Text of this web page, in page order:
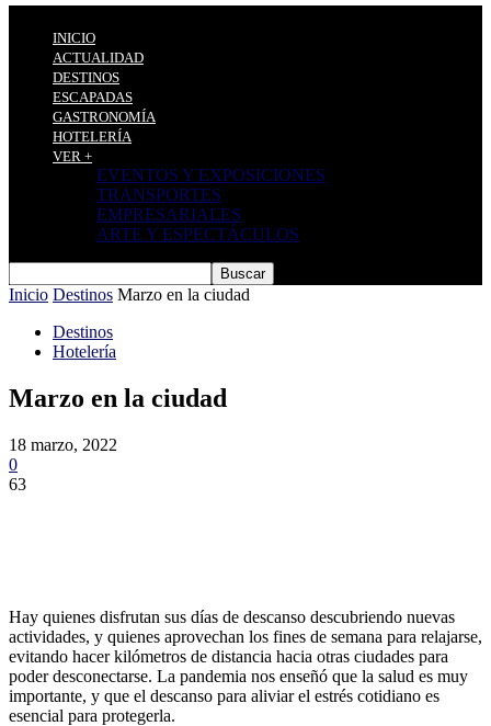
INICIO
ACTUALIDAD
DESTINOS
ESCAPADAS
GASTRONOMÍA
HOTELERÍA
VER +
EVENTOS Y EXPOSICIONES
TRANSPORTES
EMPRESARIALES
ARTE Y ESPECTÁCULOS
Inicio Destinos Marzo en la ciudad
Destinos
Hotelería
Marzo en la ciudad
18 marzo, 2022
0
63
Hay quienes disfrutan sus días de descanso descubriendo nuevas
actividades, y quienes aprovechan los fines de semana para relajarse,
evitando hacer kilómetros de distancia hacia otras ciudades para
poder desconectarse. La pandemia nos enseñó que la salud es muy
importante, y que el descanso para aliviar el estrés cotidiano es
esencial para protegerla.